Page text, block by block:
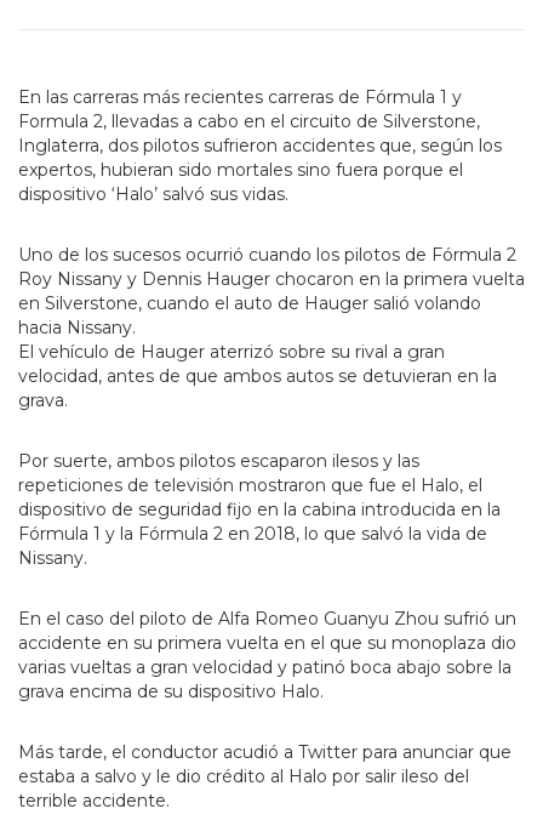
En las carreras más recientes carreras de Fórmula 1 y
Formula 2, llevadas a cabo en el circuito de Silverstone,
Inglaterra, dos pilotos sufrieron accidentes que, según los
expertos, hubieran sido mortales sino fuera porque el
dispositivo ‘Halo’ salvó sus vidas.
Uno de los sucesos ocurrió cuando los pilotos de Fórmula 2
Roy Nissany y Dennis Hauger chocaron en la primera vuelta
en Silverstone, cuando el auto de Hauger salió volando
hacia Nissany.
El vehículo de Hauger aterrizó sobre su rival a gran
velocidad, antes de que ambos autos se detuvieran en la
grava.
Por suerte, ambos pilotos escaparon ilesos y las
repeticiones de televisión mostraron que fue el Halo, el
dispositivo de seguridad fijo en la cabina introducida en la
Fórmula 1 y la Fórmula 2 en 2018, lo que salvó la vida de
Nissany.
En el caso del piloto de Alfa Romeo Guanyu Zhou sufrió un
accidente en su primera vuelta en el que su monoplaza dio
varias vueltas a gran velocidad y patinó boca abajo sobre la
grava encima de su dispositivo Halo.
Más tarde, el conductor acudió a Twitter para anunciar que
estaba a salvo y le dio crédito al Halo por salir ileso del
terrible accidente.